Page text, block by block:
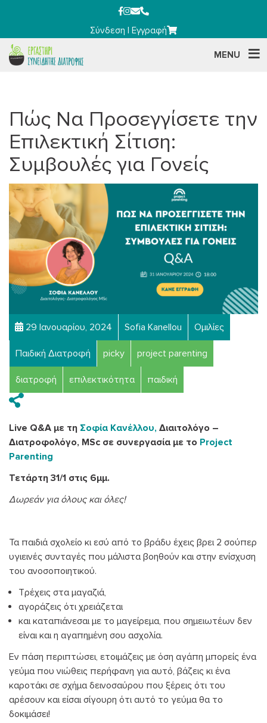
Σύνδεση |Εγγραφή
MENU
Πώς Να Προσεγγίσετε την
Επιλεκτική Σίτιση:
Συμβουλές για Γονείς
29 Ιανουαρίου, 2024 Sofia Kanellou Ομιλίες
Παιδική Διατροφή picky project parenting
διατροφή επιλεκτικότητα παιδική
Live Q&A με τη Σοφία Κανέλλου, Διαιτολόγο –
Διατροφολόγο, MSc σε συνεργασία με το Project
Parenting
Τετάρτη 31/1 στις 6μμ.
Δωρεάν για όλους και όλες!
Τα παιδιά σχολείο κι εσύ από το βράδυ έχεις βρει 2 σούπερ
υγιεινές συνταγές που μάλιστα βοηθούν και στην ενίσχυση
του ανοσοποιητικού.
Τρέχεις στα μαγαζιά,
αγοράζεις ότι χρειάζεται
και καταπιάνεσαι με το μαγείρεμα, που σημειωτέων δεν
είναι και η αγαπημένη σου ασχολία.
Εν πάση περιπτώσει, ετοιμάζεις με όση αγάπη μπορείς ένα
γεύμα που νιώθεις περήφανη για αυτό, βάζεις κι ένα
καροτάκι σε σχήμα δεινοσαύρου που ξέρεις ότι του
αρέσουν και είσαι σίγουρη ότι αυτό το γεύμα θα το
δοκιμάσει!